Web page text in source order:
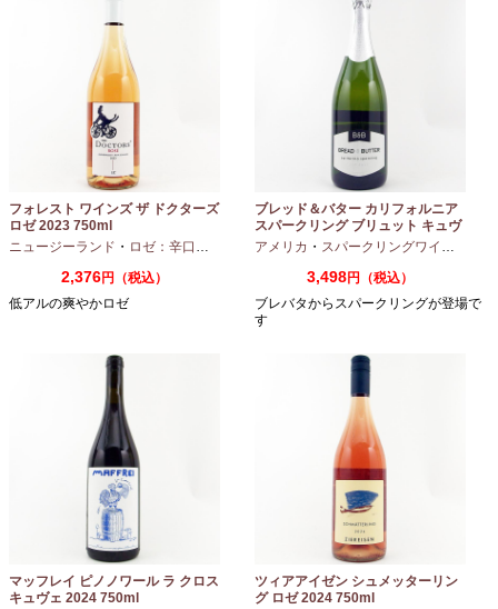
フォレスト ワインズ ザ ドクターズ
ロゼ 2023 750ml
ニュージーランド ・ ロゼ：辛口 ピノノワール
2,376円（税込）
低アルの爽やかロゼ
ブレッド＆バター カリフォルニア
スパークリング ブリュット キュヴ
ェ NV 750ml
アメリカ ・ スパークリングワイン
3,498円（税込）
ブレバタからスパークリングが登場で
す
マッフレイ ピノノワール ラ クロス
キュヴェ 2024 750ml
ツィアアイゼン シュメッターリン
グ ロゼ 2024 750ml